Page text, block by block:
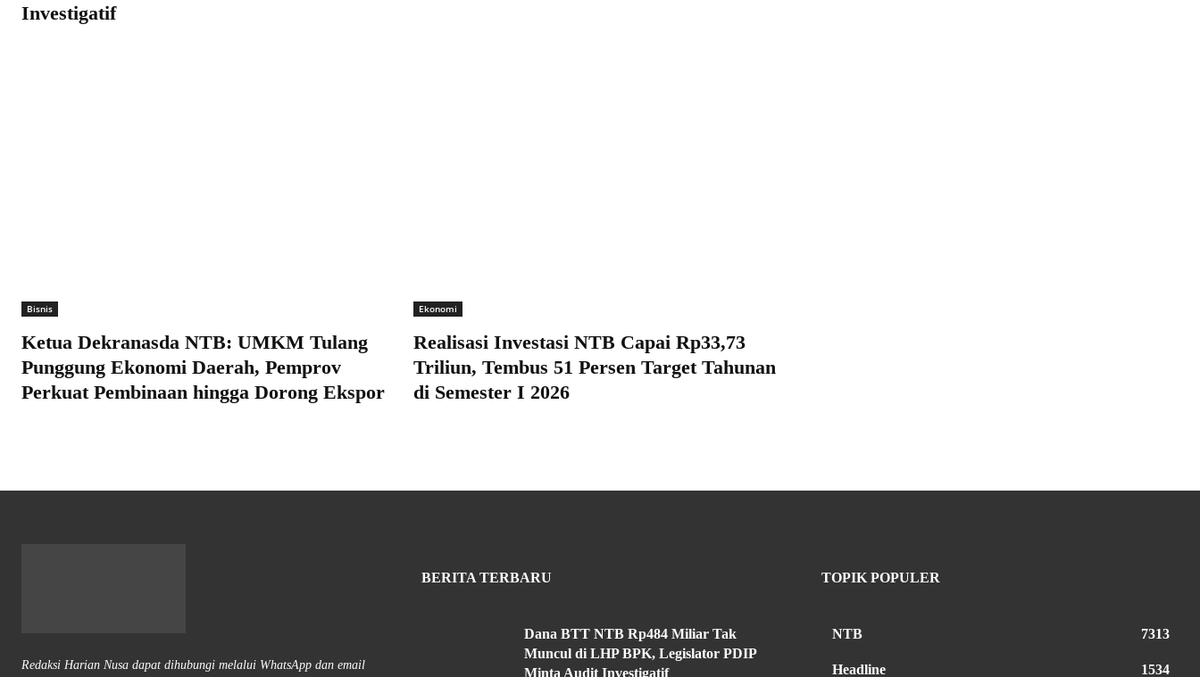
Investigatif
Bisnis
Ketua Dekranasda NTB: UMKM Tulang
Punggung Ekonomi Daerah, Pemprov
Perkuat Pembinaan hingga Dorong Ekspor
Ekonomi
Realisasi Investasi NTB Capai Rp33,73
Triliun, Tembus 51 Persen Target Tahunan
di Semester I 2026
Redaksi Harian Nusa dapat dihubungi melalui WhatsApp dan email
BERITA TERBARU
Dana BTT NTB Rp484 Miliar Tak
Muncul di LHP BPK, Legislator PDIP
Minta Audit Investigatif
TOPIK POPULER
NTB 7313
Headline 1534